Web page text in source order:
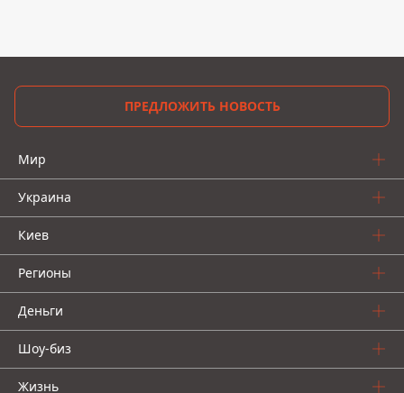
ПРЕДЛОЖИТЬ НОВОСТЬ
Мир
Украина
Киев
Регионы
Деньги
Шоу-биз
Жизнь